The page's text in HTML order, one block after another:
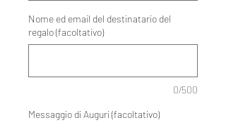
Nome ed email del destinatario del
regalo (facoltativo)
0/500
Messaggio di Auguri (facoltativo)